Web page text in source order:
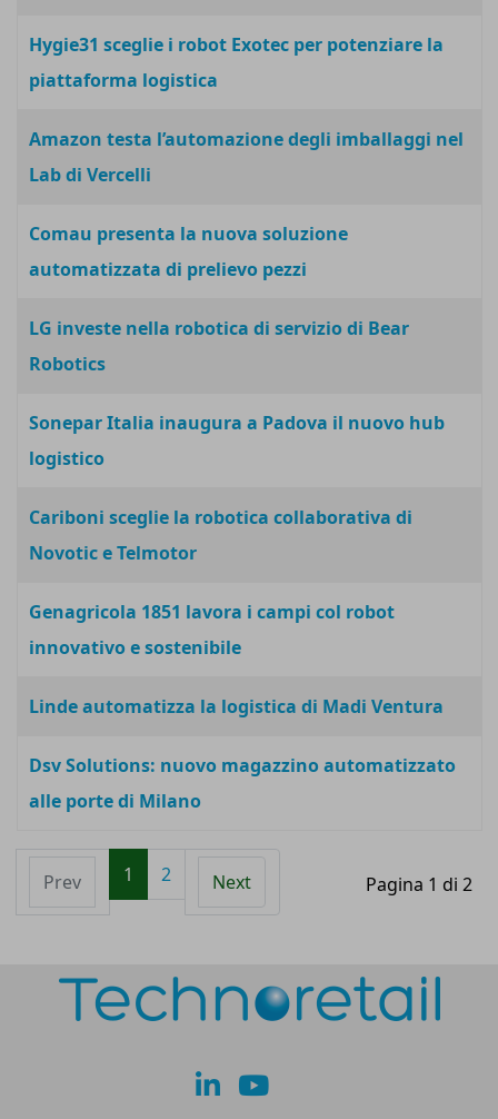
Hygie31 sceglie i robot Exotec per potenziare la
piattaforma logistica
Amazon testa l’automazione degli imballaggi nel
Lab di Vercelli
Comau presenta la nuova soluzione
automatizzata di prelievo pezzi
LG investe nella robotica di servizio di Bear
Robotics
Sonepar Italia inaugura a Padova il nuovo hub
logistico
Cariboni sceglie la robotica collaborativa di
Novotic e Telmotor
Genagricola 1851 lavora i campi col robot
innovativo e sostenibile
Linde automatizza la logistica di Madi Ventura
Dsv Solutions: nuovo magazzino automatizzato
alle porte di Milano
Pagina 1 di 2
Prev 1 2 Next
lk yt